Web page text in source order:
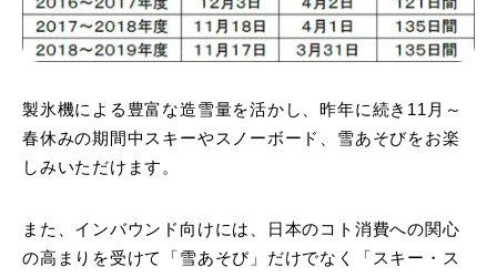
製氷機による豊富な造雪量を活かし、昨年に続き11月～
春休みの期間中スキーやスノーボード、雪あそびをお楽
しみいただけます。
また、インバウンド向けには、日本のコト消費への関心
の高まりを受けて「雪あそび」だけでなく「スキー・ス